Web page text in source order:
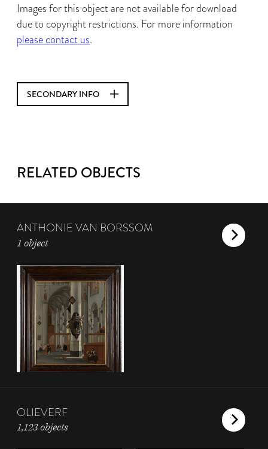
Images for this object are not available for download
due to copyright restrictions. For more information
please contact us.
SECONDARY INFO
RELATED OBJECTS
ANTHONIE VAN BORSSOM
1 object
OLIEVERF
1,123 objects